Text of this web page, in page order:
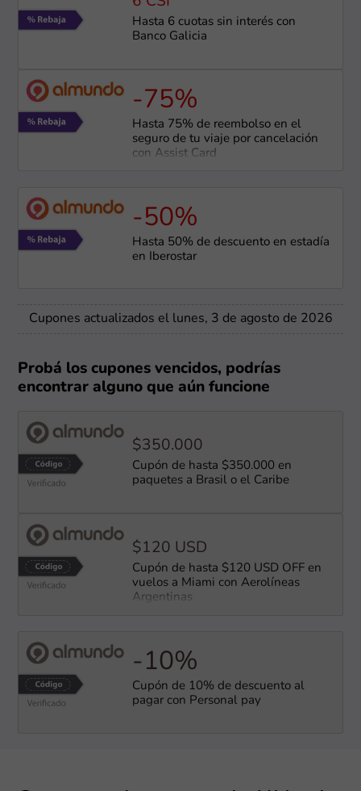
Hasta 6 cuotas sin interés con
Banco Galicia
-75%
Hasta 75% de reembolso en el
seguro de tu viaje por cancelación
con Assist Card
-50%
Hasta 50% de descuento en estadía
en Iberostar
Cupones actualizados el lunes, 3 de agosto de 2026
Probá los cupones vencidos, podrías
encontrar alguno que aún funcione
$350.000
Cupón de hasta $350.000 en
paquetes a Brasil o el Caribe
$120 USD
Cupón de hasta $120 USD OFF en
vuelos a Miami con Aerolíneas
Argentinas
-10%
Cupón de 10% de descuento al
pagar con Personal pay